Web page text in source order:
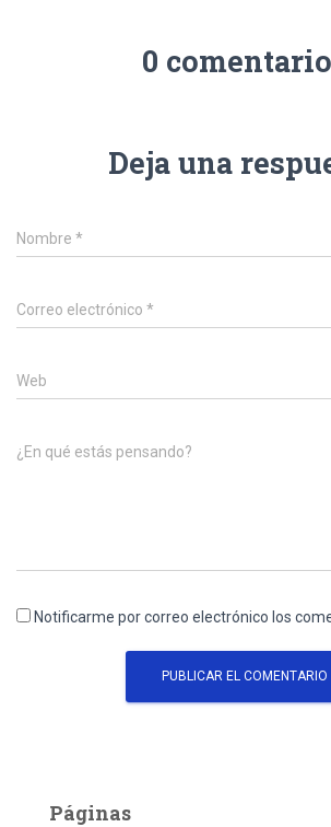
0
Deja una
Nombre *
Correo electrónico *
Web
¿En qué estás pensando?
Notificarme por correo electrónico los
Páginas